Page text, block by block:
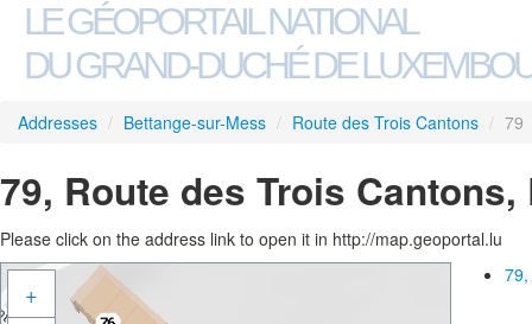
LE GÉOPORTAIL NATIONAL
DU GRAND-DUCHÉ DE
Addresses / Bettange-sur-Mess / Route des Trois Cantons / 79
79, Route des Trois
Please click on the address link to open it in http://map.geoportal.lu
+